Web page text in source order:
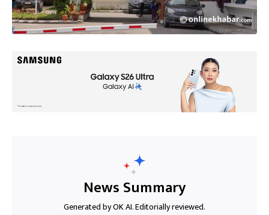
News Summary
Generated by OK AI. Editorially reviewed.